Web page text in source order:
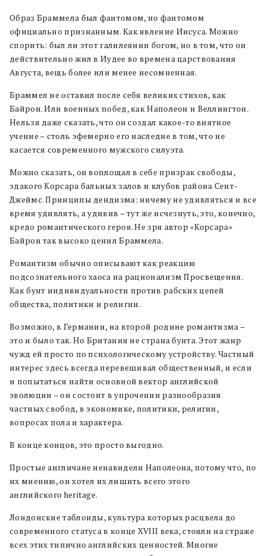
Образ Браммела был фантомом, но фантомом
официально признанным. Как явление Иисуса. Можно
спорить: был ли этот галилеянин богом, но в том, что он
действительно жил в Иудее во времена царствования
Августа, вещь более или менее несомненная.
Браммел не оставил после себя великих стихов, как
Байрон. Или военных побед, как Наполеон и Веллингтон.
Нельзя даже сказать, что он создал какое-то внятное
учение – столь эфемерно его наследие в том, что не
касается современного мужского силуэта.
Можно сказать, он воплощал в себе призрак свободы,
эдакого Корсара бальных залов и клубов района Сент-
Джеймс. Принципы дендизма: ничему не удивляться и все
время удивлять, а удивив – тут же исчезнуть, это, конечно,
кредо романтического героя. Не зря автор «Корсара»
Байрон так высоко ценил Браммела.
Романтизм обычно описывают как реакцию
подсознательного хаоса на рационализм Просвещения.
Как бунт индивидуальности против рабских цепей
общества, политики и религии.
Возможно, в Германии, на второй родине романтизма –
это и было так. Но Британия не страна бунта. Этот жанр
чужд ей просто по психологическому устройству. Частный
интерес здесь всегда перевешивал общественный, и если
и попытаться найти основной вектор английской
эволюции – он состоит в упрочении разнообразия
частных свобод, в экономике, политики, религии,
вопросах пола и характера.
В конце концов, это просто выгодно.
Простые англичане ненавидели Наполеона, потому что, по
их мнению, он хотел их лишить всего этого
английского heritage.
Лондонские таблоиды, культура которых расцвела до
современного статуса в конце XVIII века, стояли на страже
всех этих типично английских ценностей. Многие